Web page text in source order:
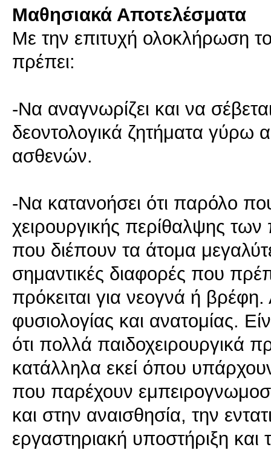
Μαθησιακά Αποτελέσματα
Με την επιτυχή ολοκλήρωση
πρέπει:
-Να αναγνωρίζει και να
δεοντολογικά ζητήματα γύρω
ασθενών.
-Να κατανοήσει ότι παρόλο
χειρουργικής περίθαλψης των
που διέπουν τα άτομα
σημαντικές διαφορές που
πρόκειται για νεογνά ή
φυσιολογίας και ανατομίας.
ότι πολλά παιδοχειρουργικά
κατάλληλα εκεί όπου υπάρχουν
που παρέχουν
και στην αναισθησία, την
εργαστηριακή υποστήριξη και